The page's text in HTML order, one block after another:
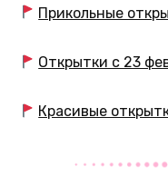
Прикольные
Открытки с 23
Красивые